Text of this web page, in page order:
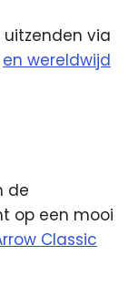
via
en wereldwijd
de
op een mooi
Classic